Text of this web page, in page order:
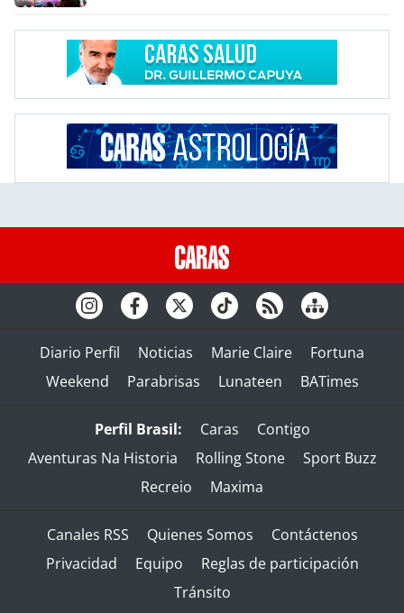
Diario Perfil Noticias Marie Claire
Fortuna
Weekend
Parabrisas Lunateen BATimes
Perfil Brasil: Caras
Contigo
Aventuras Na Historia
Rolling Stone
Sport Buzz
Recreio
Maxima
Canales RSS Quienes Somos
Contáctenos
Privacidad
Equipo
Reglas de participación
Tránsito